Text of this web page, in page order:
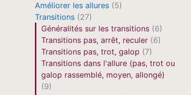
Améliorer les allures (5)
Transitions (27)
Généralités sur les transitions (6)
Transitions pas, arrêt, reculer (6)
Transitions pas, trot, galop (7)
Transitions dans l'allure (pas, trot ou
galop rassemblé, moyen, allongé)
(9)